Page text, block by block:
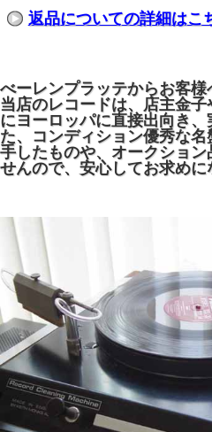
返品についての詳細はこ
べーレンプラッテからお客様
当店のレコードは、店主金
にヨーロッパに直接出向き
た、コンディション優秀な
手したものや、オークショ
せんので、安心してお求めに